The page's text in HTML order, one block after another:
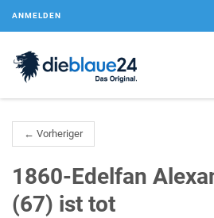
ANMELDEN
← Vorheriger
1860-Edelfan
(67) ist tot